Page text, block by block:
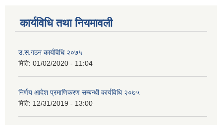
कार्यविधि तथा नियमावली
उ.स.गठन कार्यविधि २०७५
मिति: 01/02/2020 - 11:04
निर्णय आदेश प्रमाणिकरण सम्बन्धी कार्यविधि २०७५
मिति: 12/31/2019 - 13:00